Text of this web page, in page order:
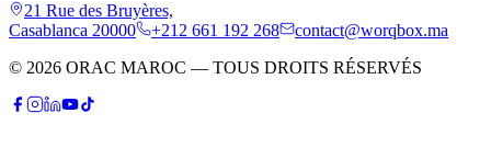
21 Rue des Bruyères,
Casablanca 20000
+212 661 192 268
contact@worqbox.ma
© 2026 ORAC MAROC — TOUS DROITS RÉSERVÉS